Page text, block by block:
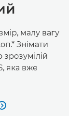
малу вагу
Знімати
зрозумілій
яка вже
